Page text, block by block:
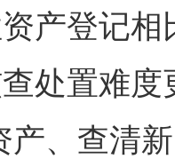
登记相
处置难
产、查清